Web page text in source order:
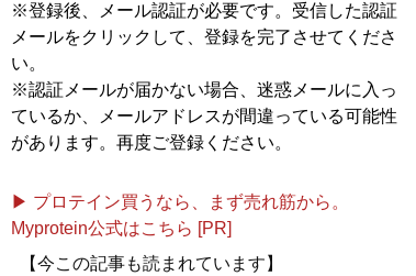
※登録後、メール認証が必要です。受信した認証
メールをクリックして、登録を完了させてくださ
い。
※認証メールが届かない場合、迷惑メールに入っ
ているか、メールアドレスが間違っている可能性
があります。再度ご登録ください。
▶ プロテイン買うなら、まず売れ筋から。
Myprotein公式はこちら [PR]
【今この記事も読まれています】